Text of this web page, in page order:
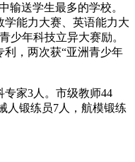
输送学生最多的学校。
学能力大赛、英语能力大
少年科技立异大赛励。
，两次获“亚洲青少年
家3人。市级教师44
人锻练员7人，航模锻练